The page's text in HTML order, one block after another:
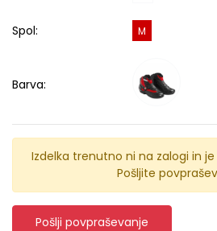
Spol: M
Barva:
Izdelka trenutno ni na zalogi in
Pošljite
Pošlji povpraševanje